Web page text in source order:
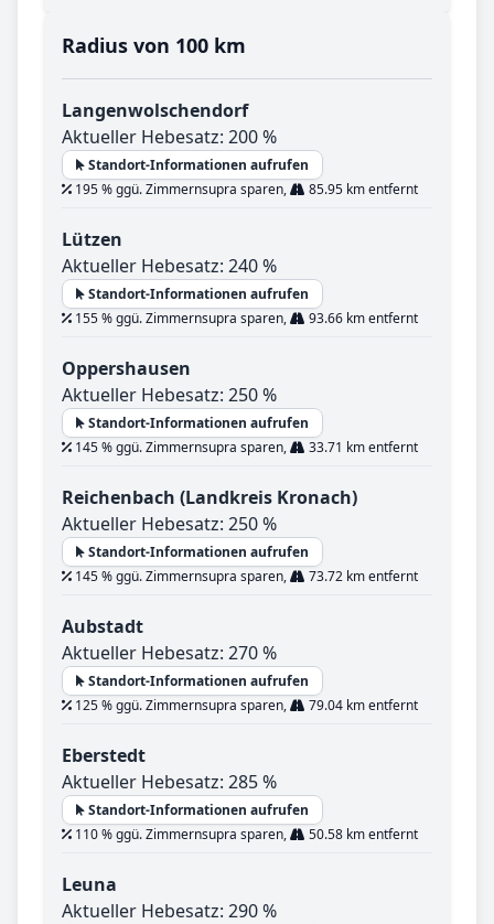
Radius von 100 km
Langenwolschendorf
Aktueller Hebesatz: 200 %
Standort-Informationen aufrufen
195 % ggü. Zimmernsupra sparen,
85.95 km entfernt
Lützen
Aktueller Hebesatz: 240 %
Standort-Informationen aufrufen
155 % ggü. Zimmernsupra sparen,
93.66 km entfernt
Oppershausen
Aktueller Hebesatz: 250 %
Standort-Informationen aufrufen
145 % ggü. Zimmernsupra sparen,
33.71 km entfernt
Reichenbach (Landkreis Kronach)
Aktueller Hebesatz: 250 %
Standort-Informationen aufrufen
145 % ggü. Zimmernsupra sparen,
73.72 km entfernt
Aubstadt
Aktueller Hebesatz: 270 %
Standort-Informationen aufrufen
125 % ggü. Zimmernsupra sparen,
79.04 km entfernt
Eberstedt
Aktueller Hebesatz: 285 %
Standort-Informationen aufrufen
110 % ggü. Zimmernsupra sparen,
50.58 km entfernt
Leuna
Aktueller Hebesatz: 290 %